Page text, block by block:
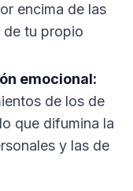
encima de las
de tu propio
emocional:
de los de
que difumina la
y las de